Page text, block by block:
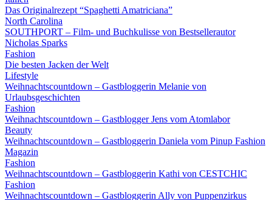
Das Originalrezept “Spaghetti Amatriciana”
North Carolina
SOUTHPORT – Film- und Buchkulisse von Bestsellerautor
Nicholas Sparks
Fashion
Die besten Jacken der Welt
Lifestyle
Weihnachtscountdown – Gastbloggerin Melanie von
Urlaubsgeschichten
Fashion
Weihnachtscountdown – Gastblogger Jens vom Atomlabor
Beauty
Weihnachtscountdown – Gastbloggerin Daniela vom Pinup Fashion
Magazin
Fashion
Weihnachtscountdown – Gastbloggerin Kathi von CESTCHIC
Fashion
Weihnachtscountdown – Gastbloggerin Ally von Puppenzirkus